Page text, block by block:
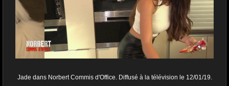
Jade dans Norbert Commis d'Office. Diffusé à la télévision le 12/01/19.